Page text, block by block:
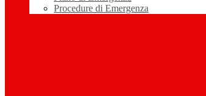
Procedure di Emergenza